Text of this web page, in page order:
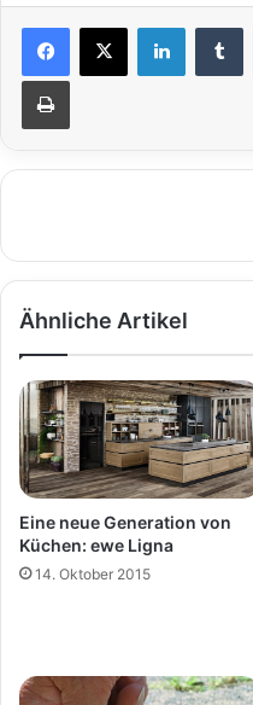
Ähnliche Artikel
Eine neue Generation von
Küchen: ewe Ligna
14. Oktober 2015